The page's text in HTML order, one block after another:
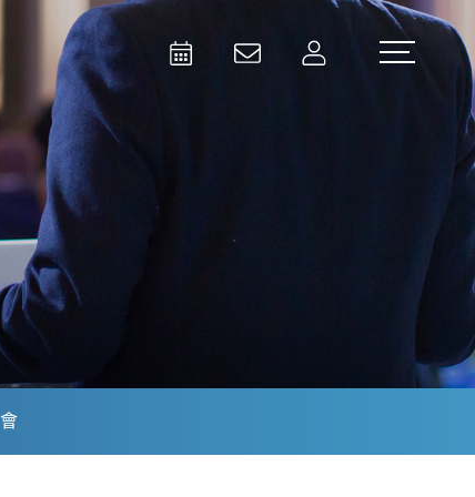
Activities
Contact Us
Member
Aerospace | Defense | Security
Broadcast and Media